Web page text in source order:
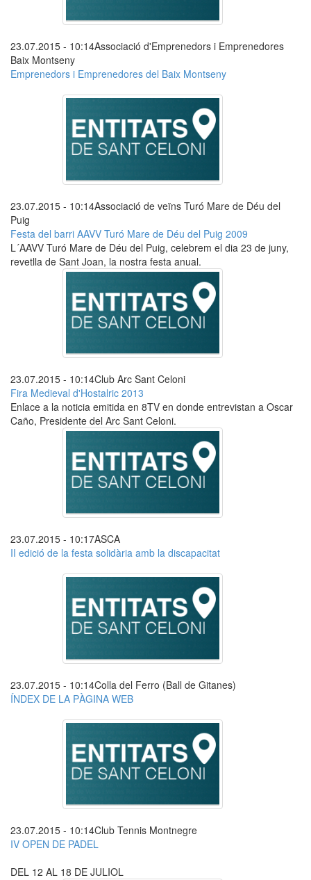
23.07.2015 - 10:14Associació d'Emprenedors i Emprenedores
Baix Montseny
Emprenedors i Emprenedores del Baix Montseny
23.07.2015 - 10:14Associació de veïns Turó Mare de Déu del
Puig
Festa del barri AAVV Turó Mare de Déu del Puig 2009
L´AAVV Turó Mare de Déu del Puig, celebrem el dia 23 de juny,
revetlla de Sant Joan, la nostra festa anual.
23.07.2015 - 10:14Club Arc Sant Celoni
Fira Medieval d'Hostalric 2013
Enlace a la noticia emitida en 8TV en donde entrevistan a Oscar
Caño, Presidente del Arc Sant Celoni.
23.07.2015 - 10:17ASCA
II edició de la festa solidària amb la discapacitat
23.07.2015 - 10:14Colla del Ferro (Ball de Gitanes)
ÍNDEX DE LA PÀGINA WEB
23.07.2015 - 10:14Club Tennis Montnegre
IV OPEN DE PADEL
DEL 12 AL 18 DE JULIOL